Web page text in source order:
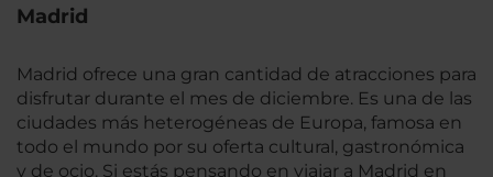
Madrid
Madrid ofrece una gran cantidad de atracciones para
disfrutar durante el mes de diciembre. Es una de las
ciudades más heterogéneas de Europa, famosa en
todo el mundo por su oferta cultural, gastronómica
y de ocio. Si estás pensando en viajar a Madrid en